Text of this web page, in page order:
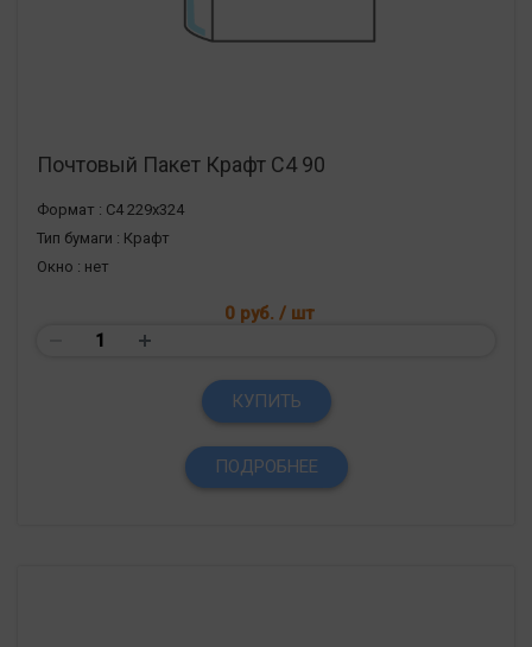
Почтовый Пакет Крафт С4 90
Формат : С4 229х324
Тип бумаги : Крафт
Окно : нет
0 руб. / шт
КУПИТЬ
ПОДРОБНЕЕ